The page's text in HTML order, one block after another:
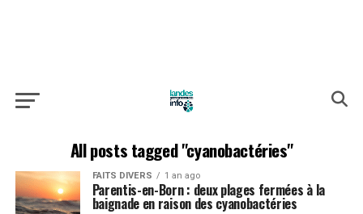
All posts tagged "cyanobactéries"
FAITS DIVERS 1 an ago
Parentis-en-Born : deux plages fermées à la
baignade en raison des cyanobactéries